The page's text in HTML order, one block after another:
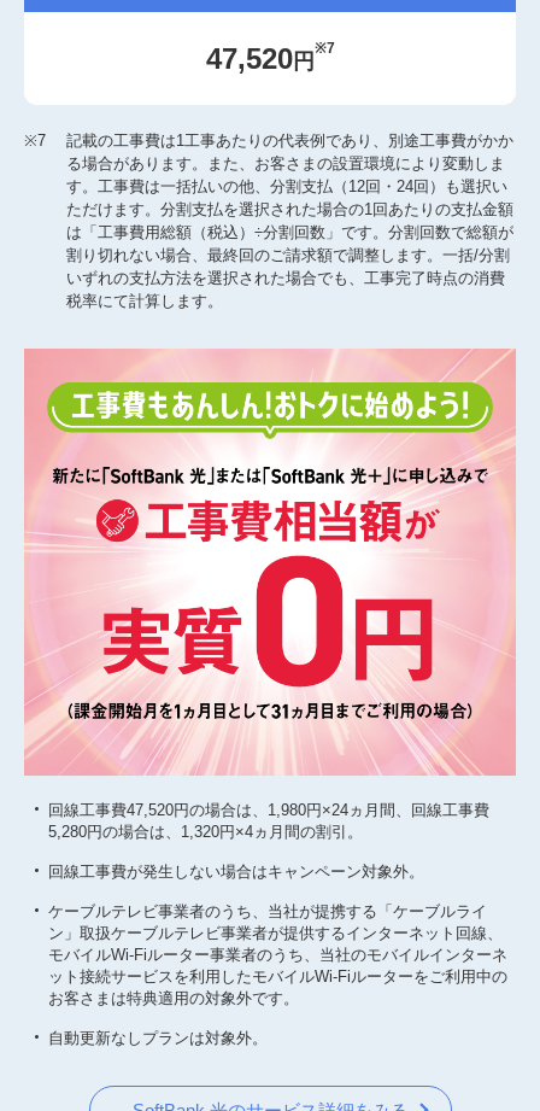
47,520円
※7
※7
記載の工事費は1工事あたりの代表例であり、別途工事費がかか
る場合があります。また、お客さまの設置環境により変動しま
す。工事費は一括払いの他、分割支払（12回・24回）も選択い
ただけます。分割支払を選択された場合の1回あたりの支払金額
は「工事費用総額（税込）÷分割回数」です。分割回数で総額が
割り切れない場合、最終回のご請求額で調整します。一括/分割
いずれの支払方法を選択された場合でも、工事完了時点の消費
税率にて計算します。
回線工事費47,520円の場合は、1,980円×24ヵ月間、回線工事費
5,280円の場合は、1,320円×4ヵ月間の割引。
回線工事費が発生しない場合はキャンペーン対象外。
ケーブルテレビ事業者のうち、当社が提携する「ケーブルライ
ン」取扱ケーブルテレビ事業者が提供するインターネット回線、
モバイルWi-Fiルーター事業者のうち、当社のモバイルインターネ
ット接続サービスを利用したモバイルWi-Fiルーターをご利用中の
お客さまは特典適用の対象外です。
自動更新なしプランは対象外。